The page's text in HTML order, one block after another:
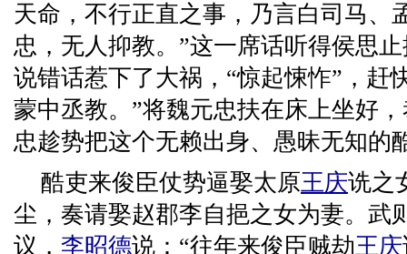
天命，不行正直之事，乃言白司马、
忠，无人抑教。”这一席话听得侯思
说错话惹下了大祸，“惊起悚怍”，赶
蒙中丞教。”将魏元忠扶在床上坐好
忠趁势把这个无赖出身、愚昧无知的
酷吏来俊臣仗势逼娶太原王庆诜之
尘，奏请娶赵郡李自挹之女为妻。武
议， 李昭德说：“往年来俊臣贼劫王庆